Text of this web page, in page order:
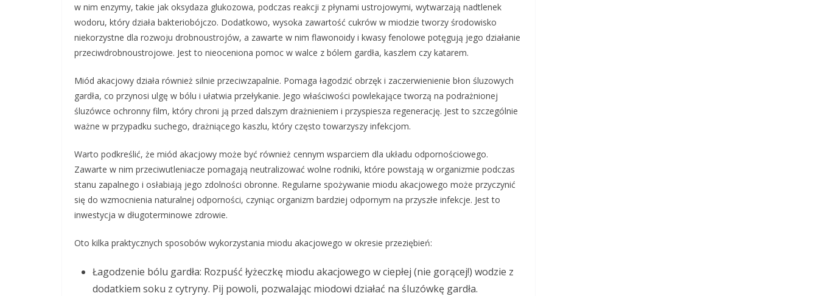
w nim enzymy, takie jak oksydaza glukozowa, podczas reakcji z płynami ustrojowymi, wytwarzają nadtlenek
wodoru, który działa bakteriobójczo. Dodatkowo, wysoka zawartość cukrów w miodzie tworzy środowisko
niekorzystne dla rozwoju drobnoustrojów, a zawarte w nim flawonoidy i kwasy fenolowe potęgują jego działanie
przeciwdrobnoustrojowe. Jest to nieoceniona pomoc w walce z bólem gardła, kaszlem czy katarem.
Miód akacjowy działa również silnie przeciwzapalnie. Pomaga łagodzić obrzęk i zaczerwienienie błon śluzowych
gardła, co przynosi ulgę w bólu i ułatwia przełykanie. Jego właściwości powlekające tworzą na podrażnionej
śluzówce ochronny film, który chroni ją przed dalszym drażnieniem i przyspiesza regenerację. Jest to szczególnie
ważne w przypadku suchego, drażniącego kaszlu, który często towarzyszy infekcjom.
Warto podkreślić, że miód akacjowy może być również cennym wsparciem dla układu odpornościowego.
Zawarte w nim przeciwutleniacze pomagają neutralizować wolne rodniki, które powstają w organizmie podczas
stanu zapalnego i osłabiają jego zdolności obronne. Regularne spożywanie miodu akacjowego może przyczynić
się do wzmocnienia naturalnej odporności, czyniąc organizm bardziej odpornym na przyszłe infekcje. Jest to
inwestycja w długoterminowe zdrowie.
Oto kilka praktycznych sposobów wykorzystania miodu akacjowego w okresie przeziębień:
Łagodzenie bólu gardła: Rozpuść łyżeczkę miodu akacjowego w ciepłej (nie gorącej!) wodzie z
dodatkiem soku z cytryny. Pij powoli, pozwalając miodowi działać na śluzówkę gardła.